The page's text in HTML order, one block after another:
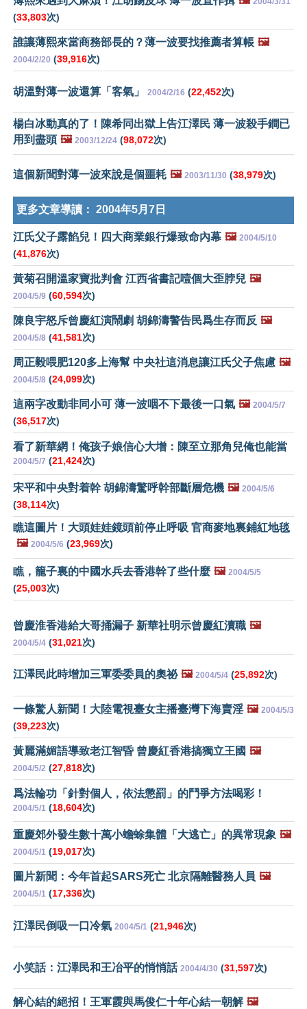
(33,803次)
誰讓薄熙來當商務部長的？薄一波要找推薦者算帳 🖼️
2004/2/20 (39,916次)
胡溫對薄一波還算「客氣」 2004/2/16 (22,452次)
楊白冰動真的了！陳希同出獄上告江澤民 薄一波殺手鐧已
用到盡頭 🖼️ 2003/12/24 (98,072次)
這個新聞對薄一波來說是個噩耗 🖼️ 2003/11/30 (38,979次)
更多文章導讀： 2004年5月7日
江氏父子露餡兒！四大商業銀行爆致命內幕 🖼️ 2004/5/10
(41,876次)
黃菊召開溫家寶批判會 江西省書記噎個大歪脖兒 🖼️
2004/5/9 (60,594次)
陳良宇怒斥曾慶紅演鬧劇 胡錦濤警告民爲生存而反 🖼️
2004/5/8 (41,581次)
周正毅喂肥120多上海幫 中央社這消息讓江氏父子焦慮 🖼️
2004/5/8 (24,099次)
這兩字改動非同小可 薄一波咽不下最後一口氣 🖼️ 2004/5/7
(36,517次)
看了新華網！俺孩子娘信心大增：陳至立那角兒俺也能當
2004/5/7 (21,424次)
宋平和中央對着幹 胡錦濤驚呼幹部斷層危機 🖼️ 2004/5/6
(38,114次)
瞧這圖片！大頭娃娃鏡頭前停止呼吸 官商麥地裏鋪紅地毯
🖼️ 2004/5/6 (23,969次)
瞧，籠子裏的中國水兵去香港幹了些什麼 🖼️ 2004/5/5
(25,003次)
曾慶淮香港給大哥捅漏子 新華社明示曾慶紅瀆職 🖼️
2004/5/4 (31,021次)
江澤民此時增加三軍委委員的奧祕 🖼️ 2004/5/4 (25,892次)
一條驚人新聞！大陸電視臺女主播臺灣下海賣淫 🖼️ 2004/5/3
(39,223次)
黃麗滿媚語導致老江智昏 曾慶紅香港搞獨立王國 🖼️
2004/5/2 (27,818次)
爲法輪功「針對個人，依法懲罰」的鬥爭方法喝彩！
2004/5/1 (18,604次)
重慶郊外發生數十萬小蟾蜍集體「大逃亡」的異常現象 🖼️
2004/5/1 (19,017次)
圖片新聞：今年首起SARS死亡 北京隔離醫務人員 🖼️
2004/5/1 (17,336次)
江澤民倒吸一口冷氣 2004/5/1 (21,946次)
小笑話：江澤民和王冶平的悄悄話 2004/4/30 (31,597次)
解心結的絕招！王軍霞與馬俊仁十年心結一朝解 🖼️